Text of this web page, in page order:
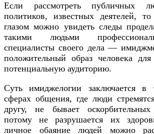
Если рассмотреть публичных
политиков, известных деятелей,
глазом можно увидеть следы
такими людьми
специалисты своего дела —
положительный образ человека
потенциальную аудиторию.
Суть имиджелогии заключается
сферах общения, где люди
другу, не бывает
потому не разрушается их
личное обаяние людей можно